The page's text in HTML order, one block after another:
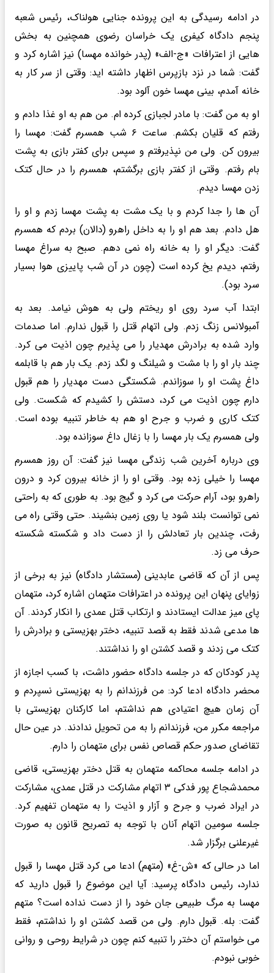
در ادامه رسیدگی به این پرونده جنایی هولناک، رئیس شعبه
پنجم دادگاه کیفری یک خراسان رضوی همچنین به بخش
هایی از اعترافات «ج-الف» (پدر خوانده مهسا) نیز اشاره کرد و
گفت: شما در نزد بازپرس اظهار داشته اید: وقتی از سر کار به
خانه آمدم، بینی مهسا خون آلود بود.
او به من گفت: با مادر لجبازی کرده ام. من هم به او غذا دادم و
رفتم که قلیان بکشم. ساعت ۶ شب همسرم گفت: مهسا را
بیرون کن. ولی من نپذیرفتم و سپس برای کفتر بازی به پشت
بام رفتم. وقتی از کفتر بازی برگشتم، همسرم را در حال کتک
زدن مهسا دیدم.
آن ها را جدا کردم و با یک مشت به پشت مهسا زدم و او را
هل دادم. بعد هم او را به داخل راهرو (دالان) بردم که همسرم
گفت: دیگر او را به خانه راه نمی دهم. صبح به سراغ مهسا
رفتم، دیدم یخ کرده است (چون در آن شب پاییزی هوا بسیار
سرد بود).
ابتدا آب سرد روی او ریختم ولی به هوش نیامد. بعد به
آمبولانس زنگ زدم. ولی اتهام قتل را قبول ندارم. اما صدمات
وارد شده به برادرش مهدیار را می پذیرم چون اذیت می کرد.
چند بار او را با مشت و شیلنگ و لگد زدم. یک بار هم با قابلمه
داغ پشت او را سوزاندم. شکستگی دست مهدیار را هم قبول
دارم چون اذیت می کرد، دستش را کشیدم که شکست. ولی
کتک کاری و ضرب و جرح او هم به خاطر تنبیه بوده است.
ولی همسرم یک بار مهسا را با زغال داغ سوزانده بود.
وی درباره آخرین شب زندگی مهسا نیز گفت: آن روز همسرم
مهسا را خیلی زده بود. وقتی او را از خانه بیرون کرد و درون
راهرو بود، آرام حرکت می کرد و گیج بود. به طوری که به راحتی
نمی توانست بلند شود یا روی زمین بنشیند. حتی وقتی راه می
رفت، چندین بار تعادلش را از دست داد و شکسته شکسته
حرف می زد.
پس از آن که قاضی عابدینی (مستشار دادگاه) نیز به برخی از
زوایای پنهان این پرونده در اعترافات متهمان اشاره کرد، متهمان
پای میز عدالت ایستادند و ارتکاب قتل عمدی را انکار کردند. آن
ها مدعی شدند فقط به قصد تنبیه، دختر بهزیستی و برادرش را
کتک می زدند و قصد کشتن او را نداشتند.
پدر کودکان که در جلسه دادگاه حضور داشت، با کسب اجازه از
محضر دادگاه ادعا کرد: من فرزندانم را به بهزیستی نسپردم و
آن زمان هیچ اعتیادی هم نداشتم، اما کارکنان بهزیستی با
مراجعه مکرر من، فرزندانم را به من تحویل ندادند. در عین حال
تقاضای صدور حکم قصاص نفس برای متهمان را دارم.
در ادامه جلسه محاکمه متهمان به قتل دختر بهزیستی، قاضی
محمدشجاع پور فدکی ۳ اتهام مشارکت در قتل عمدی، مشارکت
در ایراد ضرب و جرح و آزار و اذیت را به متهمان تفهیم کرد.
جلسه سومین اتهام آنان با توجه به تصریح قانون به صورت
غیرعلنی برگزار شد.
اما در حالی که «ش-غ» (متهم) ادعا می کرد قتل مهسا را قبول
ندارد، رئیس دادگاه پرسید: آیا این موضوع را قبول دارید که
مهسا به مرگ طبیعی جان خود را از دست نداده است؟ متهم
گفت: بله. قبول دارم. ولی من قصد کشتن او را نداشتم، فقط
می خواستم آن دختر را تنبیه کنم چون در شرایط روحی و روانی
خوبی نبودم.